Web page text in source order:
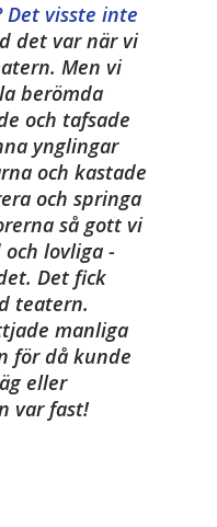
Det visste inte
det var när vi
Men vi
berömda
och tafsade
ynglingar
och kastade
och springa
så gott vi
lovliga -
Det fick
teatern.
manliga
för då kunde
eller
var fast!